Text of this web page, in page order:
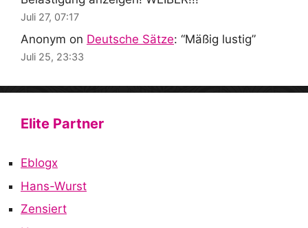
Juli 27, 07:17
Anonym on Deutsche Sätze: “Mäßig lustig”
Juli 25, 23:33
Elite Partner
Eblogx
Hans-Wurst
Zensiert